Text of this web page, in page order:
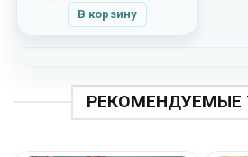
В корзину
РЕКОМЕНДУЕМЫЕ